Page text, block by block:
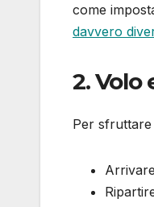
come
davvero
2. Volo
Per sfruttare
Arrivare